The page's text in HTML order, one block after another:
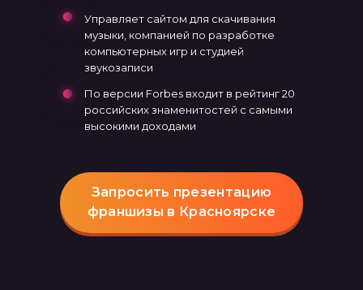
Запросить презентацию
франшизы в Красноярске
По версии Forbes входит в рейтинг 20
российских знаменитостей с самыми
высокими доходами
Управляет сайтом для скачивания
музыки, компанией по разработке
компьютерных игр и студией
звукозаписи